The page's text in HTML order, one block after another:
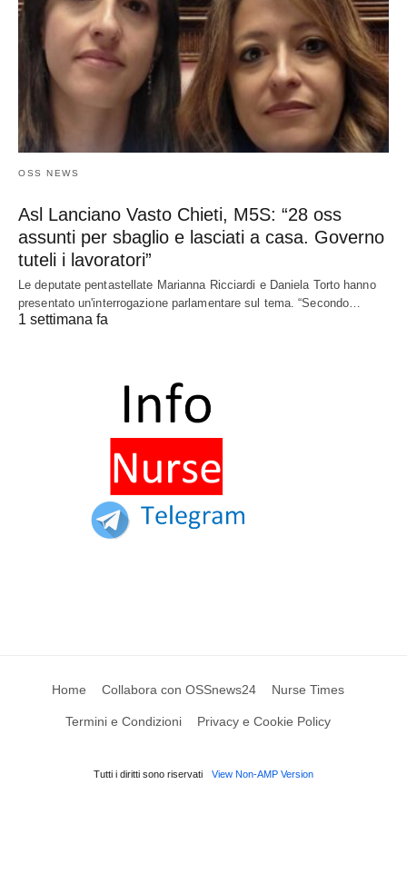
OSS NEWS
Asl Lanciano Vasto Chieti, M5S: “28 oss
assunti per sbaglio e lasciati a casa. Governo
tuteli i lavoratori”
Le deputate pentastellate Marianna Ricciardi e Daniela Torto hanno
presentato un'interrogazione parlamentare sul tema. “Secondo…
1 settimana fa
Home Collabora con OSSnews24 Nurse Times
Termini e Condizioni Privacy e Cookie Policy
Tutti i diritti sono riservati View Non-AMP Version